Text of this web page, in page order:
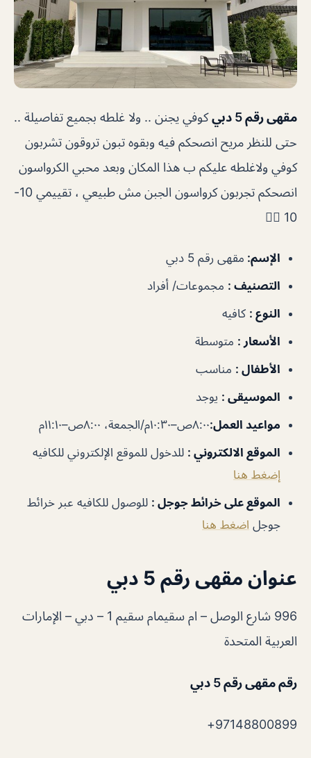
مقهى رقم 5 دبي
كوفي يجنن .. ولا غلطه بجميع تفاصيلة ..
حتى للنظر مريح انصحكم فيه وبقوه تبون تروقون تشربون
كوفي ولاغلطه عليكم ب هذا المكان وبعد محبي الكرواسون
انصحكم تجربون كرواسون الجبن مش طبيعي ، تقييمي 10-
10 👌🏻
الإسم: مقهى رقم 5 دبي
التصنيف : مجموعات/ أفراد
النوع : كافيه
الأسعار : متوسطة
الأطفال : مناسب
الموسيقى : يوجد
مواعيد العمل:٨:٠٠ص–١٠:٣٠م/الجمعة، ٨:٠٠ص–١١:١٠م
الموقع الالكتروني : للدخول للموقع الإلكتروني للكافيه
إضغط هنا
الموقع على خرائط جوجل : للوصول للكافيه عبر خرائط
جوجل اضغط هنا
عنوان مقهى رقم 5 دبي
996 شارع الوصل – ام سقيمام سقيم 1 – دبي – الإمارات
العربية المتحدة
رقم مقهى رقم 5 دبي
97148800899+